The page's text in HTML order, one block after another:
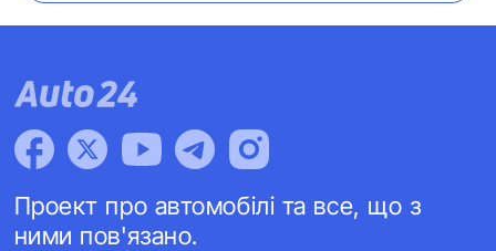
Проект про автомобілі та все, що з
ними пов'язано.